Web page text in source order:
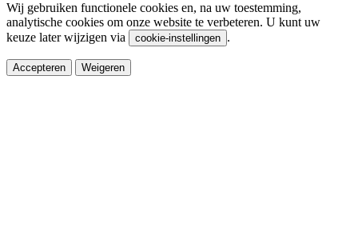
Wij gebruiken functionele cookies en, na uw toestemming,
analytische cookies om onze website te verbeteren. U kunt uw
keuze later wijzigen via
cookie-instellingen .
Accepteren Weigeren